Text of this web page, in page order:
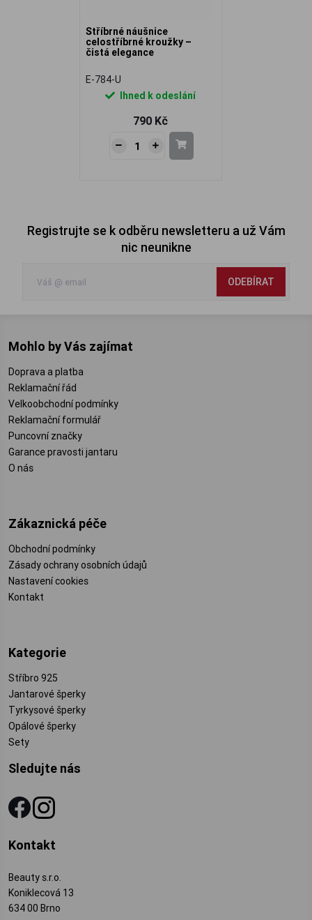
Stříbrné náušnice
celostříbrné kroužky –
čistá elegance
E-784-U
Ihned k odeslání
790 Kč
Registrujte se k odběru newsletteru a už Vám
nic neunikne
ODEBÍRAT
Mohlo by Vás zajímat
Doprava a platba
Reklamační řád
Velkoobchodní podmínky
Reklamační formulář
Puncovní značky
Garance pravosti jantaru
O nás
Zákaznická péče
Obchodní podmínky
Zásady ochrany osobních údajů
Nastavení cookies
Kontakt
Kategorie
Stříbro 925
Jantarové šperky
Tyrkysové šperky
Opálové šperky
Sety
Sledujte nás
Kontakt
Beauty s.r.o.
Koniklecová 13
634 00 Brno